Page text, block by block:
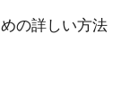
の詳しい方法